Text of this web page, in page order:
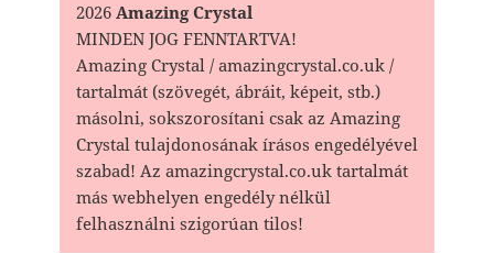
2026Amazing Crystal
MINDEN JOG FENNTARTVA!
Amazing Crystal / amazingcrystal.co.uk /
tartalmát (szövegét, ábráit, képeit, stb.)
másolni, sokszorosítani csak az Amazing
Crystal tulajdonosának írásos engedélyével
szabad! Az amazingcrystal.co.uk tartalmát
más webhelyen engedély nélkül
felhasználni szigorúan tilos!